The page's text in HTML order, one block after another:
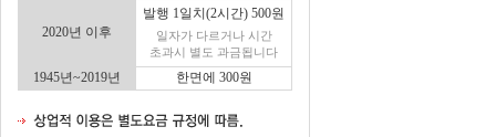
2020년 이후
발행 1일치(2시간) 500원
일자가 다르거나 시간
초과시 별도 과금됩니다
1945년~2019년 한면에 300원